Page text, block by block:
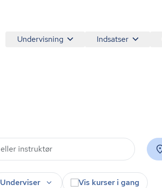
Undervisning Indsatser
Underviser Vis kurser i gang